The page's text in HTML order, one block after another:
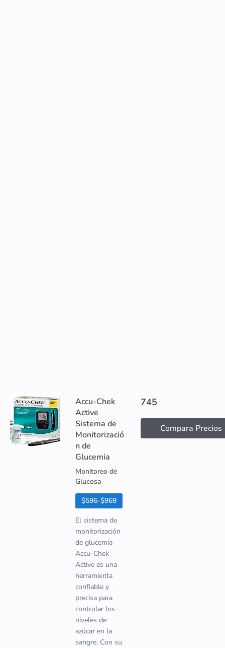
Accu-Chek
Active
Sistema de
Monitorizació
n de
Glucemia
Monitoreo de
Glucosa
$596-$969
El sistema de
monitorización
de glucemia
Accu-Chek
Active es una
herramienta
confiable y
precisa para
controlar los
niveles de
azúcar en la
sangre. Con su
745
Compara Precios